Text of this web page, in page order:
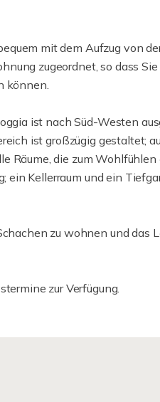
mit dem Aufzug von
zugeordnet, so dass
können.
ist nach Süd-Westen
ist großzügig gestaltet;
Räume, die zum Wohlfühlen
ein Kellerraum und ein
zu wohnen und das
zur Verfügung.